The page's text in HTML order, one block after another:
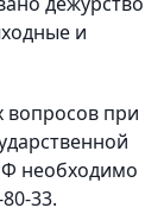
и
вопросов при
необходимо
33.